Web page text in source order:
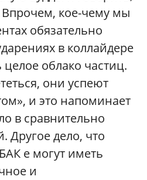
Впрочем, кое-чему мы
обязательно
в коллайдере
облако частиц.
они успеют
и это напоминает
в сравнительно
Другое дело, что
е могут иметь
и